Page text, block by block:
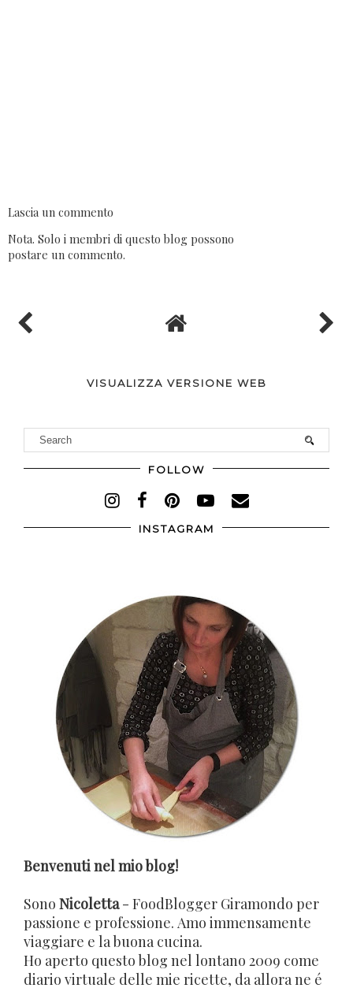
Lascia un commento
Nota. Solo i membri di questo blog possono
postare un commento.
VISUALIZZA VERSIONE WEB
FOLLOW
INSTAGRAM
Benvenuti nel mio blog!
Sono Nicoletta- FoodBlogger Giramondo per
passione e professione. Amo immensamente
viaggiare e la buona cucina.
Ho aperto questo blog nel lontano 2009 come
diario virtuale delle mie ricette, da allora ne é